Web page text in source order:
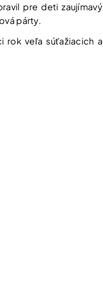
pre deti zaujímavý
párty.
rok veľa súťažiacich a